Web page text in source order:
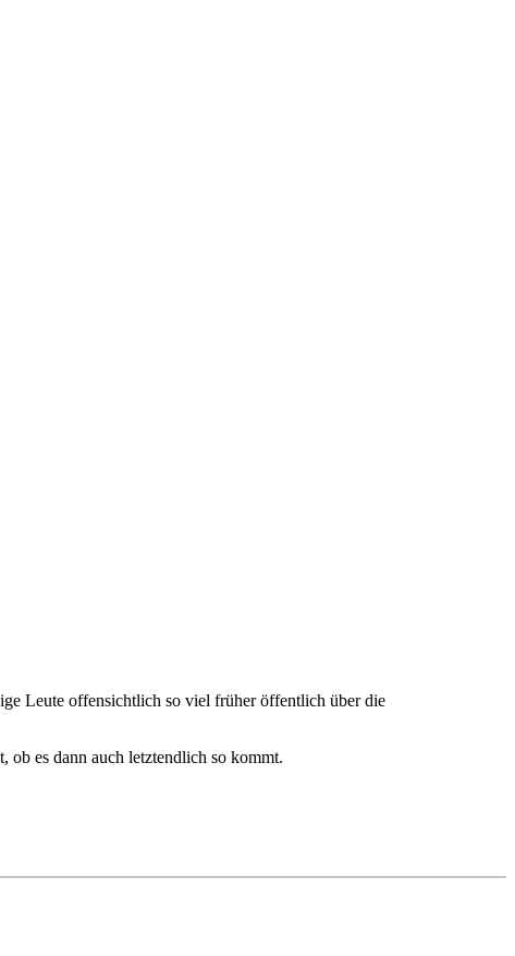
Leute offensichtlich so viel früher öffentlich über die
ob es dann auch letztendlich so kommt.